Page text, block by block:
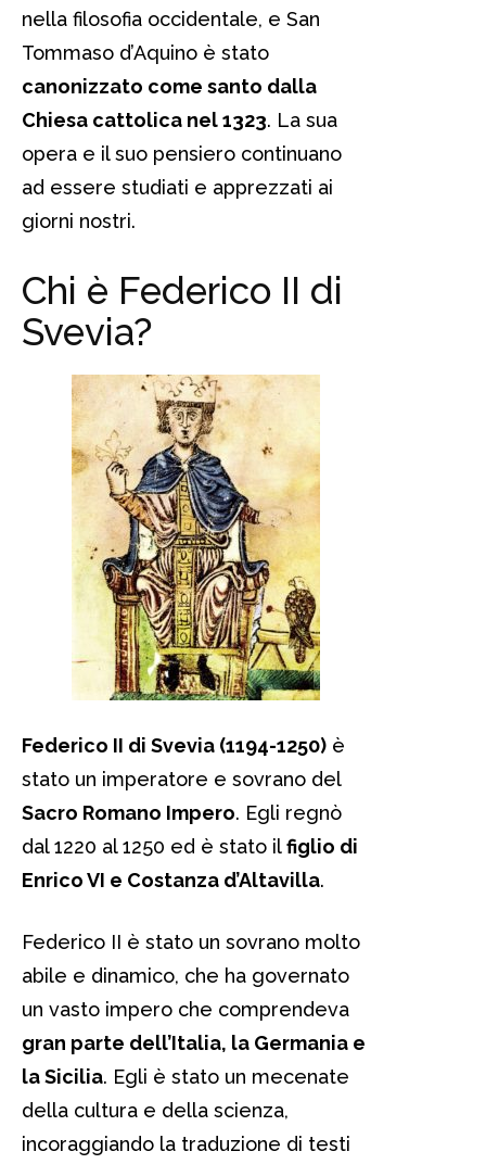
nella filosofia occidentale, e San
Tommaso d’Aquino è stato
canonizzato come santo dalla
Chiesa cattolica nel 1323. La sua
opera e il suo pensiero continuano
ad essere studiati e apprezzati ai
giorni nostri.
Chi è Federico II di
Svevia?
Federico II di Svevia (1194-1250) è
stato un imperatore e sovrano del
Sacro Romano Impero. Egli regnò
dal 1220 al 1250 ed è stato ilfiglio di
Enrico VI e Costanza d’Altavilla.
Federico II è stato un sovrano molto
abile e dinamico, che ha governato
un vasto impero che comprendeva
gran parte dell’Italia, la Germania e
la Sicilia. Egli è stato un mecenate
della cultura e della scienza,
incoraggiando la traduzione di testi